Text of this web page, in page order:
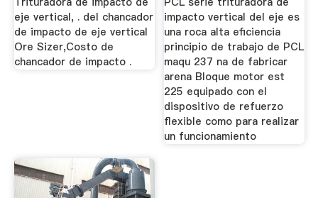
eje vertical, . del chancador
de impacto de eje vertical
Ore Sizer,Costo de
chancador de impacto .
impacto vertical del eje es
una roca alta eficiencia
principio de trabajo de PCL
maqu 237 na de fabricar
arena Bloque motor est
225 equipado con el
dispositivo de refuerzo
flexible como para realizar
un funcionamiento